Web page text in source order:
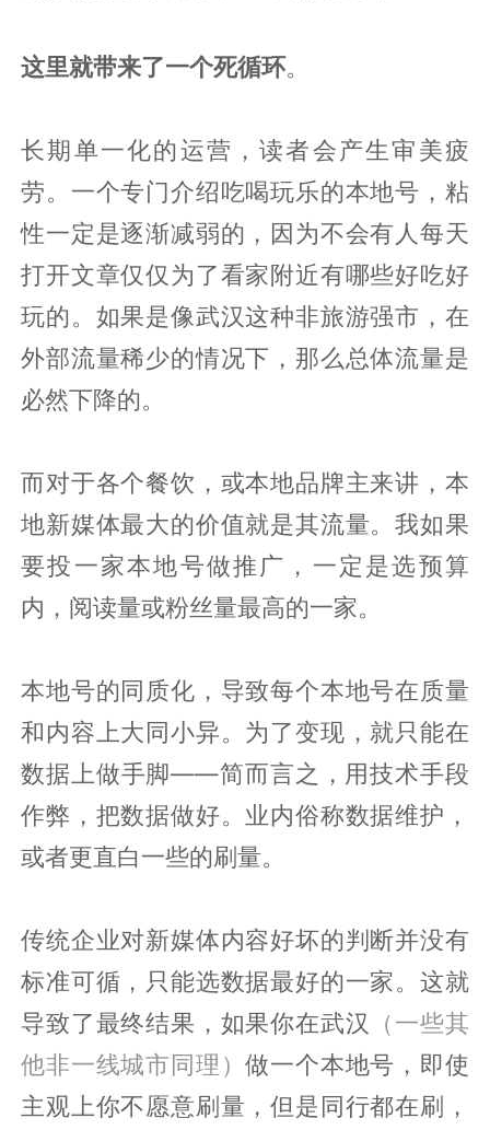
这里就带来了一个死循环。
长期单一化的运营，读者会产生审美疲
劳。一个专门介绍吃喝玩乐的本地号，粘
性一定是逐渐减弱的，因为不会有人每天
打开文章仅仅为了看家附近有哪些好吃好
玩的。如果是像武汉这种非旅游强市，在
外部流量稀少的情况下，那么总体流量是
必然下降的。
而对于各个餐饮，或本地品牌主来讲，本
地新媒体最大的价值就是其流量。我如果
要投一家本地号做推广，一定是选预算
内，阅读量或粉丝量最高的一家。
本地号的同质化，导致每个本地号在质量
和内容上大同小异。为了变现，就只能在
数据上做手脚——简而言之，用技术手段
作弊，把数据做好。业内俗称数据维护，
或者更直白一些的刷量。
传统企业对新媒体内容好坏的判断并没有
标准可循，只能选数据最好的一家。这就
导致了最终结果，如果你在武汉
（一些其
他非一线城市同理）做一个本地号，即使
主观上你不愿意刷量，但是同行都在刷，